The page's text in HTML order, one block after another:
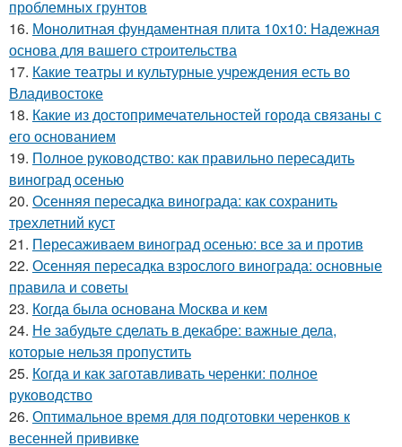
проблемных грунтов
16. Монолитная фундаментная плита 10х10: Надежная
основа для вашего строительства
17. Какие театры и культурные учреждения есть во
Владивостоке
18. Какие из достопримечательностей города связаны с
его основанием
19. Полное руководство: как правильно пересадить
виноград осенью
20. Осенняя пересадка винограда: как сохранить
трехлетний куст
21. Пересаживаем виноград осенью: все за и против
22. Осенняя пересадка взрослого винограда: основные
правила и советы
23. Когда была основана Москва и кем
24. Не забудьте сделать в декабре: важные дела,
которые нельзя пропустить
25. Когда и как заготавливать черенки: полное
руководство
26. Оптимальное время для подготовки черенков к
весенней прививке